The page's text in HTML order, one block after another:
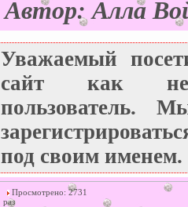
Автор: Алла
Уважаемый
сайт как
пользователь.
под своим именем.
Просмотрено: 2731
раз